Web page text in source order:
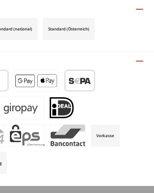
(national) Standard (Österreich)
Apple Pay / Google Pay (via Stripe)
SEPA-Lastschrift (via Stripe)
(via Stripe) iDeal (via Stripe)
Vorkasse